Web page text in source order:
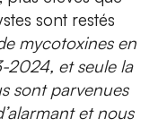
sont restés
mycotoxines en
et seule la
sont parvenues
et nous